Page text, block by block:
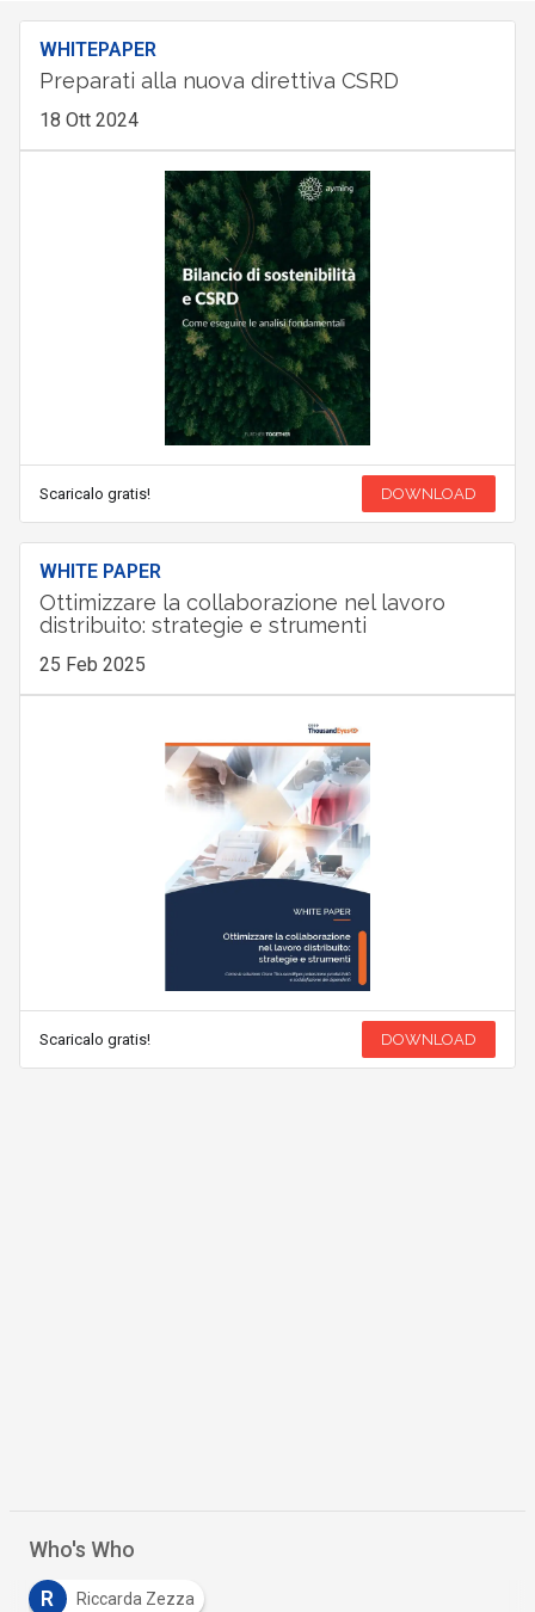
WHITEPAPER
Preparati alla nuova direttiva CSRD
18 Ott 2024
Scaricalo gratis! DOWNLOAD
WHITE PAPER
Ottimizzare la collaborazione nel lavoro
distribuito: strategie e strumenti
25 Feb 2025
Scaricalo gratis! DOWNLOAD
Who's Who
R Riccarda Zezza